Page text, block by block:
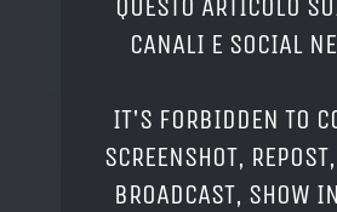
QUESTO ARTICOLO
CANALI E SOCIAL
IT'S FORBIDDEN TO
SCREENSHOT,
BROADCAST, SHOW